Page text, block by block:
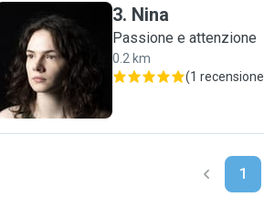
N
3. Nina
Passione e attenzione
0.2 km
(1 recensione
1